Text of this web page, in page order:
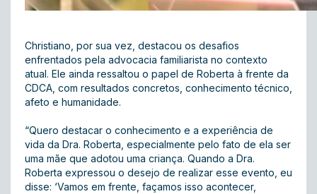
Christiano, por sua vez, destacou os desafios
enfrentados pela advocacia familiarista no contexto
atual. Ele ainda ressaltou o papel de Roberta à frente da
CDCA, com resultados concretos, conhecimento técnico,
afeto e humanidade.
“Quero destacar o conhecimento e a experiência de
vida da Dra. Roberta, especialmente pelo fato de ela ser
uma mãe que adotou uma criança. Quando a Dra.
Roberta expressou o desejo de realizar esse evento, eu
disse: ‘Vamos em frente, façamos isso acontecer,